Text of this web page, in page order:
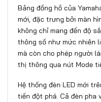
Bảng đồng hồ của
mới, đặc trưng bởi màn
không chỉ mang đến độ
thông số như mức nhiên
mà còn cho phép người
thị thông qua nút Mode
Hệ thống đèn LED mới
tiến đột phá. Cả đèn pha